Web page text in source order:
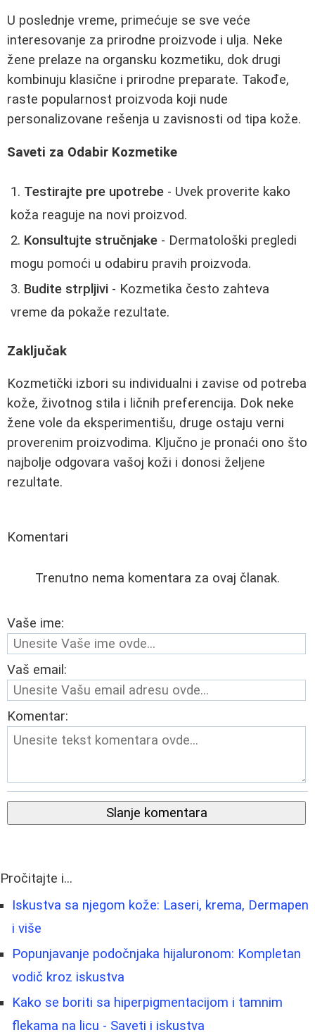
U poslednje vreme, primećuje se sve veće
interesovanje za prirodne proizvode i ulja. Neke
žene prelaze na organsku kozmetiku, dok drugi
kombinuju klasične i prirodne preparate. Takođe,
raste popularnost proizvoda koji nude
personalizovane rešenja u zavisnosti od tipa kože.
Saveti za Odabir Kozmetike
Testirajte pre upotrebe - Uvek proverite kako
koža reaguje na novi proizvod.
Konsultujte stručnjake - Dermatološki pregledi
mogu pomoći u odabiru pravih proizvoda.
Budite strpljivi - Kozmetika često zahteva
vreme da pokaže rezultate.
Zaključak
Kozmetički izbori su individualni i zavise od potreba
kože, životnog stila i ličnih preferencija. Dok neke
žene vole da eksperimentišu, druge ostaju verni
proverenim proizvodima. Ključno je pronaći ono što
najbolje odgovara vašoj koži i donosi željene
rezultate.
Komentari
Trenutno nema komentara za ovaj članak.
Vaše ime:
Vaš email:
Komentar:
Slanje komentara
Pročitajte i...
Iskustva sa njegom kože: Laseri, krema, Dermapen
i više
Popunjavanje podočnjaka hijaluronom: Kompletan
vodič kroz iskustva
Kako se boriti sa hiperpigmentacijom i tamnim
flekama na licu - Saveti i iskustva